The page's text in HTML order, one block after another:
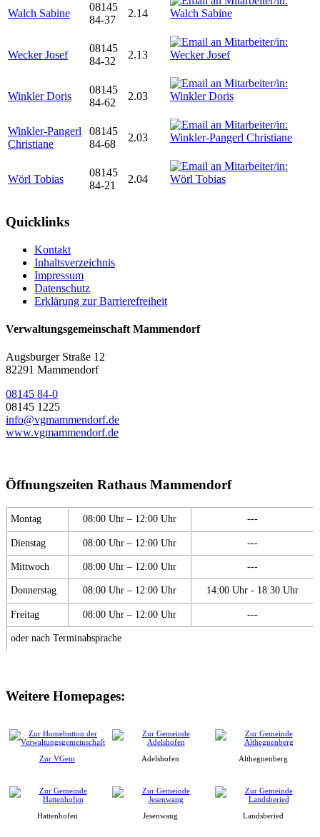
Walch Sabine
08145
84-37
2.14
Wecker Josef
08145
84-32
2.13
Winkler Doris
08145
84-62
2.03
Winkler-Pangerl
Christiane
08145
84-68
2.03
Wörl Tobias
08145
84-21
2.04
Quicklinks
Kontakt
Inhaltsverzeichnis
Impressum
Datenschutz
Erklärung zur Barrierefreiheit
Verwaltungsgemeinschaft Mammendorf
Augsburger Straße 12
82291 Mammendorf
08145 84-0
08145 1225
info@vgmammendorf.de
www.vgmammendorf.de
Öffnungszeiten Rathaus Mammendorf
Montag 08:00 Uhr – 12:00 Uhr ---
Dienstag 08:00 Uhr – 12:00 Uhr ---
Mittwoch 08:00 Uhr – 12:00 Uhr ---
Donnerstag 08:00 Uhr – 12:00 Uhr 14:00 Uhr - 18:30 Uhr
Freitag 08:00 Uhr – 12:00 Uhr ---
oder nach Terminabsprache
Weitere Homepages:
Zur VGem Adelshofen Althegnenberg
Hattenhofen Jesenwang Landsberied